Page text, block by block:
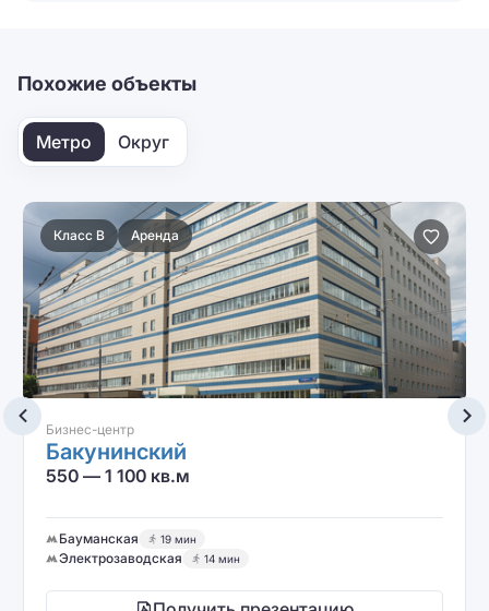
Похожие объекты
Метро Округ
Класс B Аренда
Бизнес-центр
Бакунинский
550 — 1 100 кв.м
Бауманская 19 мин
Электрозаводская 14 мин